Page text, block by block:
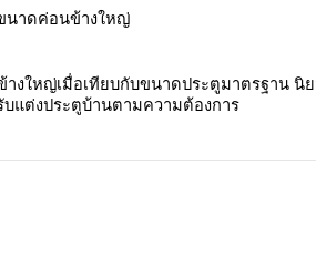
นาดค่อนข้างใหญ่
ใหญ่เมื่อเทียบกับขนาดประตูมาตรฐาน นิ
แต่งประตูบ้านตามความต้องการ